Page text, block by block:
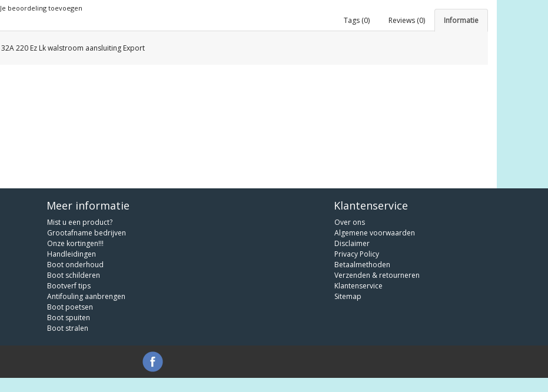
Je beoordeling toevoegen
Informatie
Reviews (0)
Tags (0)
32A 220 Ez Lk walstroom aansluiting Export
Meer informatie
Mist u een product?
Grootafname bedrijven
Onze kortingen!!!
Handleidingen
Boot onderhoud
Boot schilderen
Bootverf tips
Antifouling aanbrengen
Boot poetsen
Boot spuiten
Boot stralen
Klantenservice
Over ons
Algemene voorwaarden
Disclaimer
Privacy Policy
Betaalmethoden
Verzenden & retourneren
Klantenservice
Sitemap